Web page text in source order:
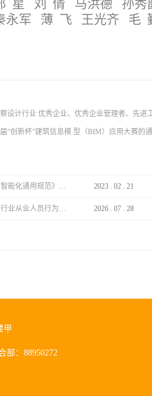
星 刘 倩 马洪德 孙
永军 薄 飞 王光齐 毛
设计行业 优秀企业、优秀企业管理者、先进
“创新杯”建筑信息模 型（BIM）应用大赛的
2022公益宣贯的通知 2023 . 02 . 21
审查品质提升指引（2026版）》宣贯活动的通知 2026 . 07 . 28
甲
部：88950272